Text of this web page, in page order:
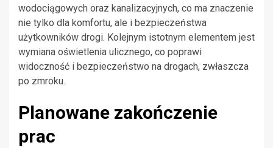
wodociągowych oraz kanalizacyjnych, co ma znaczenie
nie tylko dla komfortu, ale i bezpieczeństwa
użytkowników drogi. Kolejnym istotnym elementem jest
wymiana oświetlenia ulicznego, co poprawi
widoczność i bezpieczeństwo na drogach, zwłaszcza
po zmroku.
Planowane zakończenie
prac